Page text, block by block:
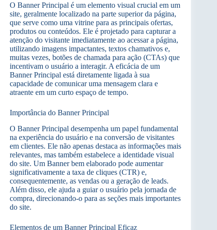
O Banner Principal é um elemento visual crucial em um
site, geralmente localizado na parte superior da página,
que serve como uma vitrine para as principais ofertas,
produtos ou conteúdos. Ele é projetado para capturar a
atenção do visitante imediatamente ao acessar a página,
utilizando imagens impactantes, textos chamativos e,
muitas vezes, botões de chamada para ação (CTAs) que
incentivam o usuário a interagir. A eficácia de um
Banner Principal está diretamente ligada à sua
capacidade de comunicar uma mensagem clara e
atraente em um curto espaço de tempo.
Importância do Banner Principal
O Banner Principal desempenha um papel fundamental
na experiência do usuário e na conversão de visitantes
em clientes. Ele não apenas destaca as informações mais
relevantes, mas também estabelece a identidade visual
do site. Um Banner bem elaborado pode aumentar
significativamente a taxa de cliques (CTR) e,
consequentemente, as vendas ou a geração de leads.
Além disso, ele ajuda a guiar o usuário pela jornada de
compra, direcionando-o para as seções mais importantes
do site.
Elementos de um Banner Principal Eficaz